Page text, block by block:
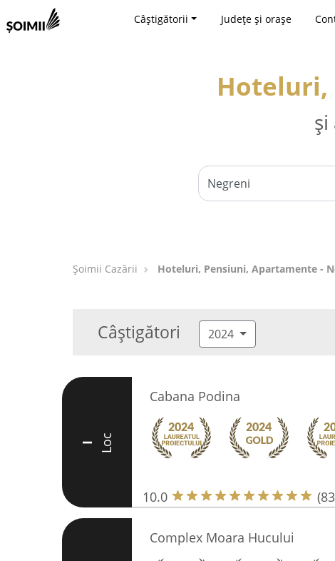
Câștigătorii Județe și orașe
Hoteluri,
Șoimii Cazării Hoteluri, Pensiuni, Apartamente -
Câștigători 2024
I Loc
Cabana Podina
10.0
Complex Moara Hucului